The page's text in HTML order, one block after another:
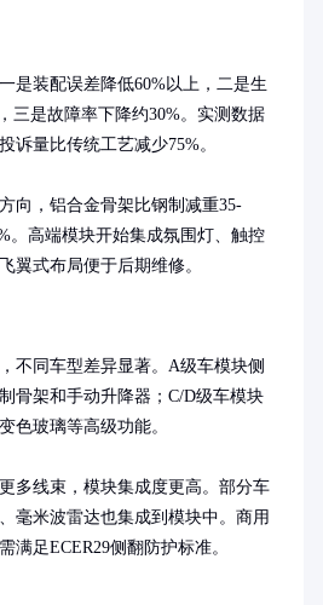
是装配误差降低60%以上，二是生
三是故障率下降约30%。实测数据
诉量比传统工艺减少75%。
向，铝合金骨架比钢制减重35-
。高端模块开始集成氛围灯、触控
翼式布局便于后期维修。
不同车型差异显著。A级车模块侧
骨架和手动升降器；C/D级车模块
色玻璃等高级功能。
多线束，模块集成度更高。部分车
毫米波雷达也集成到模块中。商用
满足ECER29侧翻防护标准。